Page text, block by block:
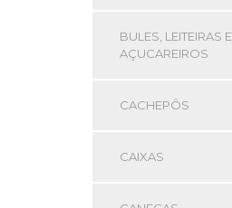
BULES, LEITEIRAS E
AÇUCAREIROS
CACHEPÔS
CAIXAS